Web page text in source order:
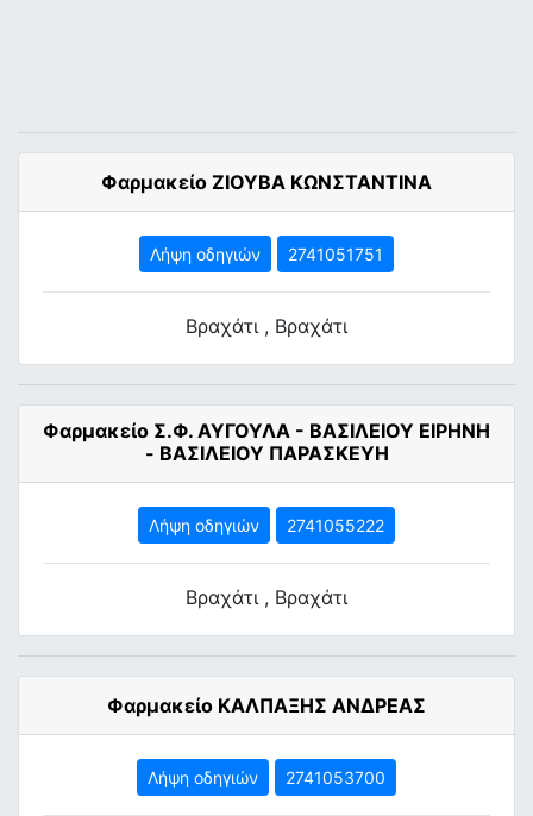
Φαρμακείο ΖΙΟΥΒΑ ΚΩΝΣΤΑΝΤΙΝΑ
Λήψη οδηγιών 2741051751
Βραχάτι , Βραχάτι
Φαρμακείο Σ.Φ. ΑΥΓΟΥΛΑ - ΒΑΣΙΛΕΙΟΥ ΕΙΡΗΝΗ
- ΒΑΣΙΛΕΙΟΥ ΠΑΡΑΣΚΕΥΗ
Λήψη οδηγιών 2741055222
Βραχάτι , Βραχάτι
Φαρμακείο ΚΑΛΠΑΞΗΣ ΑΝΔΡΕΑΣ
Λήψη οδηγιών 2741053700